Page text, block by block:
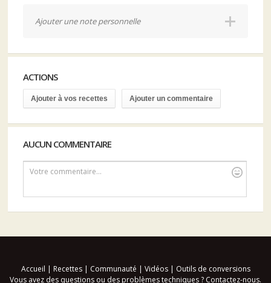
Ajouter une note personnelle
ACTIONS
Ajouter à vos recettes Ajouter un commentaire
AUCUN COMMENTAIRE
Votre commentaire...
Accueil | Recettes| Communauté | Vidéos| Outils de conversions
Vous avez des questions ou des problèmes techniques ? Contactez-nous.